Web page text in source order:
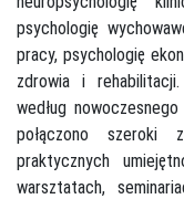
psychologię
pracy, psychologię
zdrowia i
według
połączono szeroki
praktycznych
warsztatach,